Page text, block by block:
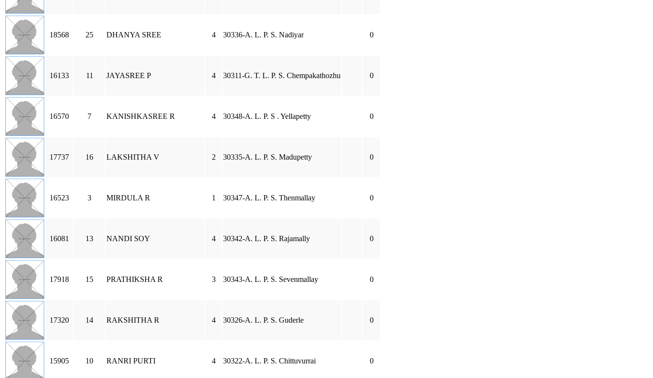
18568 25 DHANYA SREE 4 30336-A. L. P. S. Nadiyar 0
16133 11 JAYASREE P 4 30311-G. T. L. P. S. Chempakathozhu 0
16570 7 KANISHKASREE R 4 30348-A. L. P. S . Yellapetty 0
17737 16 LAKSHITHA V 2 30335-A. L. P. S. Madupetty 0
16523 3 MIRDULA R 1 30347-A. L. P. S. Thenmallay 0
16081 13 NANDI SOY 4 30342-A. L. P. S. Rajamally 0
17918 15 PRATHIKSHA R 3 30343-A. L. P. S. Sevenmallay 0
17320 14 RAKSHITHA R 4 30326-A. L. P. S. Guderle 0
15905 10 RANRI PURTI 4 30322-A. L. P. S. Chittuvurrai 0